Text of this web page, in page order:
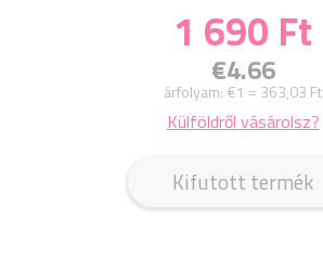
1 690 Ft
€4.66
árfolyam: €1 = 363,03 Ft
Külföldről vásárolsz?
Kifutott termék